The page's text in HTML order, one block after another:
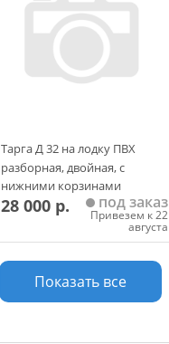
Тарга Д 32 на лодку ПВХ
разборная, двойная, с
нижними корзинами
Рыболовная Академия
28 000 р. под заказ
Привезем к 22
августа
Добавить в корзину
Показать все